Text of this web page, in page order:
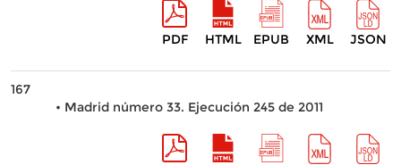
PDF HTML EPUB XML JSON
167
• Madrid número 33. Ejecución 245 de 2011